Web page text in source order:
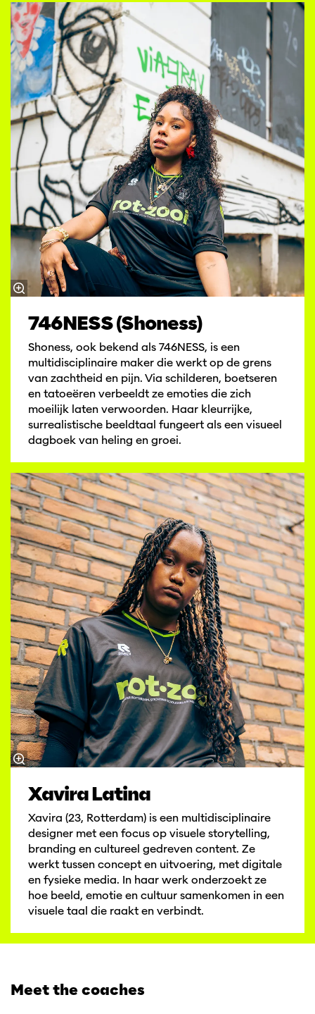
746NESS (Shoness)
Shoness, ook bekend als 746NESS, is een
multidisciplinaire maker die werkt op de grens
van zachtheid en pijn. Via schilderen, boetseren
en tatoeëren verbeeldt ze emoties die zich
moeilijk laten verwoorden. Haar kleurrijke,
surrealistische beeldtaal fungeert als een visueel
dagboek van heling en groei.
Xavira Latina
Xavira (23, Rotterdam) is een multidisciplinaire
designer met een focus op visuele storytelling,
branding en cultureel gedreven content. Ze
werkt tussen concept en uitvoering, met digitale
en fysieke media. In haar werk onderzoekt ze
hoe beeld, emotie en cultuur samenkomen in een
visuele taal die raakt en verbindt.
Meet the coaches